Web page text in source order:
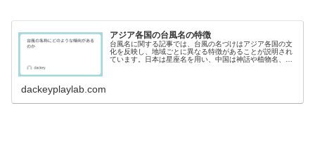
アジア各国の台風名の特徴
台風名に関する記事では、台風の名づけはアジア各国の文
化を反映し、地域ごとに異なる特徴があることが説明され
ています。日本は星座名を用い、中国は神話や植物名、ア
dackeyplaylab.com